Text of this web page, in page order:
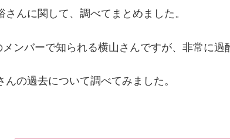
さんに関して、調べてまとめました。
ンバーで知られる横山さんですが、非常に過
んの過去について調べてみました。